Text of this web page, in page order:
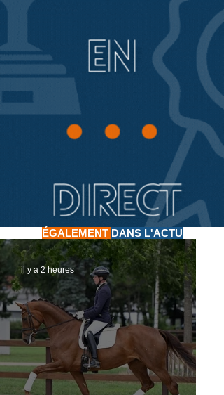
ÉGALEMENT DANS L'ACTU
il y a 2 heures